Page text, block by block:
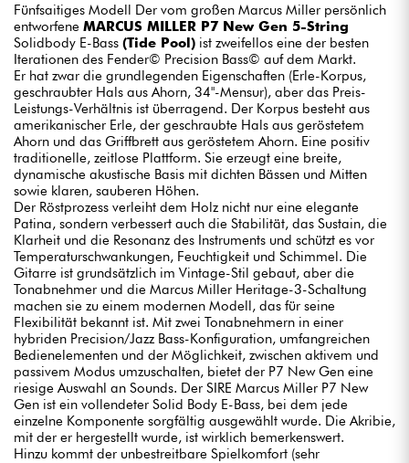
Fünfsaitiges Modell Der vom großen Marcus Miller persönlich
entworfene MARCUS MILLER P7 New Gen 5-String
Solidbody E-Bass (Tide Pool) ist zweifellos eine der besten
Iterationen des Fender© Precision Bass© auf dem Markt.
Er hat zwar die grundlegenden Eigenschaften (Erle-Korpus,
geschraubter Hals aus Ahorn, 34"-Mensur), aber das Preis-
Leistungs-Verhältnis ist überragend. Der Korpus besteht aus
amerikanischer Erle, der geschraubte Hals aus geröstetem
Ahorn und das Griffbrett aus geröstetem Ahorn. Eine positiv
traditionelle, zeitlose Plattform. Sie erzeugt eine breite,
dynamische akustische Basis mit dichten Bässen und Mitten
sowie klaren, sauberen Höhen.
Der Röstprozess verleiht dem Holz nicht nur eine elegante
Patina, sondern verbessert auch die Stabilität, das Sustain, die
Klarheit und die Resonanz des Instruments und schützt es vor
Temperaturschwankungen, Feuchtigkeit und Schimmel. Die
Gitarre ist grundsätzlich im Vintage-Stil gebaut, aber die
Tonabnehmer und die Marcus Miller Heritage-3-Schaltung
machen sie zu einem modernen Modell, das für seine
Flexibilität bekannt ist. Mit zwei Tonabnehmern in einer
hybriden Precision/Jazz Bass-Konfiguration, umfangreichen
Bedienelementen und der Möglichkeit, zwischen aktivem und
passivem Modus umzuschalten, bietet der P7 New Gen eine
riesige Auswahl an Sounds. Der SIRE Marcus Miller P7 New
Gen ist ein vollendeter Solid Body E-Bass, bei dem jede
einzelne Komponente sorgfältig ausgewählt wurde. Die Akribie,
mit der er hergestellt wurde, ist wirklich bemerkenswert.
Hinzu kommt der unbestreitbare Spielkomfort (sehr